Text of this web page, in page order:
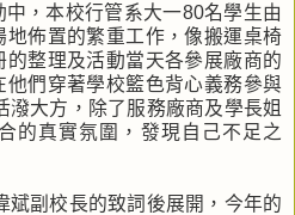
，本校行管系大一80名學生由
佈置的繁重工作，像搬運桌椅
整理及活動當天各參展廠商的
們穿著學校籃色背心義務參與
潑大方，除了服務廠商及學長姐
的真實氛圍，發現自己不足之
斌副校長的致詞後展開，今年的